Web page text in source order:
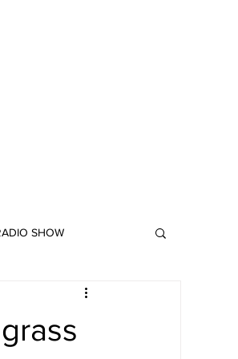
SHOW
MEETING LYRICS"